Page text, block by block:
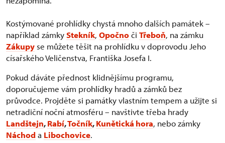
Kostýmované prohlídky chystá mnoho dalších památek –
například zámkyStekník, Opočnoči Třeboň, na zámku
Zákupy se můžete těšit na prohlídku v doprovodu Jeho
císařského Veličenstva, Františka Josefa I.
Pokud dáváte přednost klidnějšímu programu,
doporučujeme vám prohlídky hradů a zámků bez
průvodce. Projděte si památky vlastním tempem a užijte si
netradiční noční atmosféru – navštivte třeba hrady
Landštejn,Rabí,Točník,Kunětická hora, nebo zámky
Náchoda Libochovice.